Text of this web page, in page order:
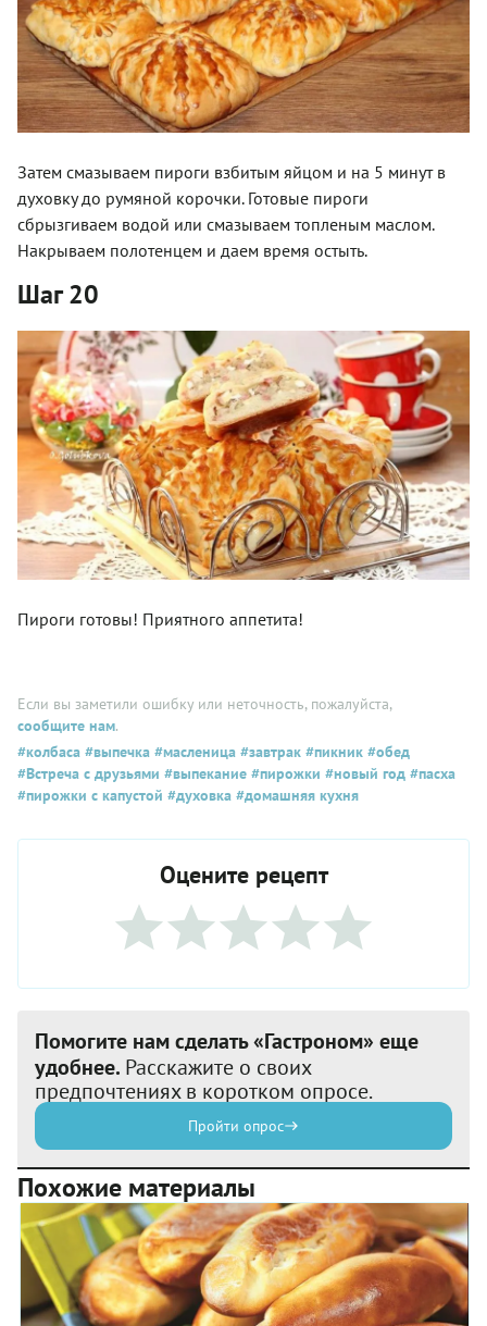
Затем смазываем пироги взбитым яйцом и на 5 минут в
духовку до румяной корочки. Готовые пироги
сбрызгиваем водой или смазываем топленым маслом.
Накрываем полотенцем и даем время остыть.
Шаг 20
Пироги готовы! Приятного аппетита!
Если вы заметили ошибку или неточность, пожалуйста,
сообщите нам.
#колбаса #выпечка #масленица #завтрак #пикник #обед
#Встреча с друзьями #выпекание #пирожки #новый год #пасха
#пирожки с капустой #духовка #домашняя кухня
Оцените рецепт
Помогите нам сделать «Гастроном» еще
удобнее. Расскажите о своих
предпочтениях в коротком опросе.
Пройти опрос
Похожие материалы